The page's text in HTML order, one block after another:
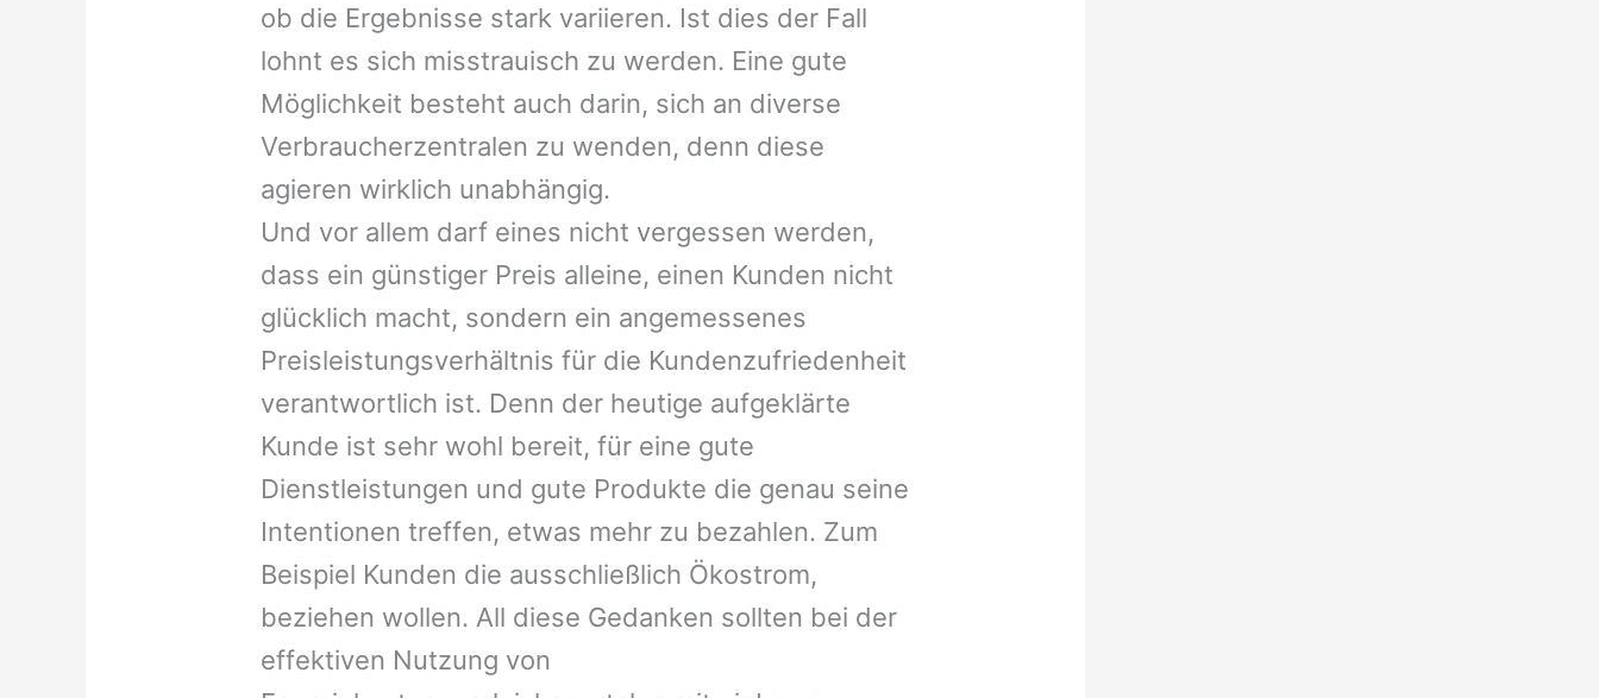
ob die Ergebnisse stark variieren. Ist dies der Fall
lohnt es sich misstrauisch zu werden. Eine gute
Möglichkeit besteht auch darin, sich an diverse
Verbraucherzentralen zu wenden, denn diese
agieren wirklich unabhängig.
Und vor allem darf eines nicht vergessen werden,
dass ein günstiger Preis alleine, einen Kunden nicht
glücklich macht, sondern ein angemessenes
Preisleistungsverhältnis für die Kundenzufriedenheit
verantwortlich ist. Denn der heutige aufgeklärte
Kunde ist sehr wohl bereit, für eine gute
Dienstleistungen und gute Produkte die genau seine
Intentionen treffen, etwas mehr zu bezahlen. Zum
Beispiel Kunden die ausschließlich Ökostrom,
beziehen wollen. All diese Gedanken sollten bei der
effektiven Nutzung von